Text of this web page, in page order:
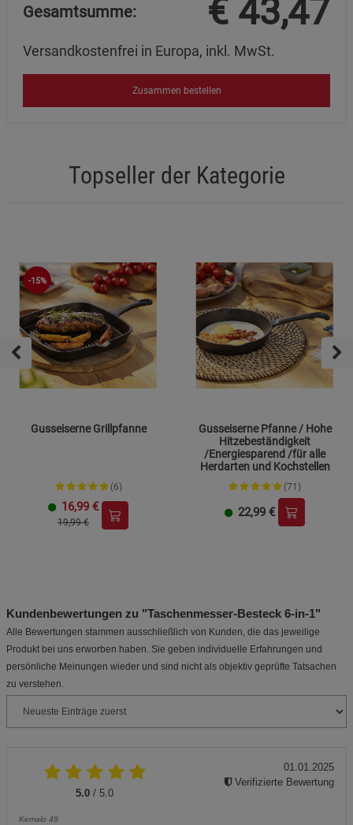
Gesamtsumme: € 43,47
Versandkostenfrei in Europa, inkl. MwSt.
Zusammen bestellen
Topseller der Kategorie
-15%
Gusseiserne Grillpfanne
(6)
16,99 €
19,99 €
Gusseiserne Pfanne / Hohe
Hitzebeständigkeit
/Energiesparend /für alle
Herdarten und Kochstellen
(71)
22,99 €
Kundenbewertungen zu "Taschenmesser-Besteck 6-in-1"
Alle Bewertungen stammen ausschließlich von Kunden, die das jeweilige
Produkt bei uns erworben haben. Sie geben individuelle Erfahrungen und
persönliche Meinungen wieder und sind nicht als objektiv geprüfte Tatsachen
zu verstehen.
5.0 / 5.0
Kemalo 49
01.01.2025
Verifizierte Bewertung
Cookie-Informationen anzeigen
Datenschutzerklärung